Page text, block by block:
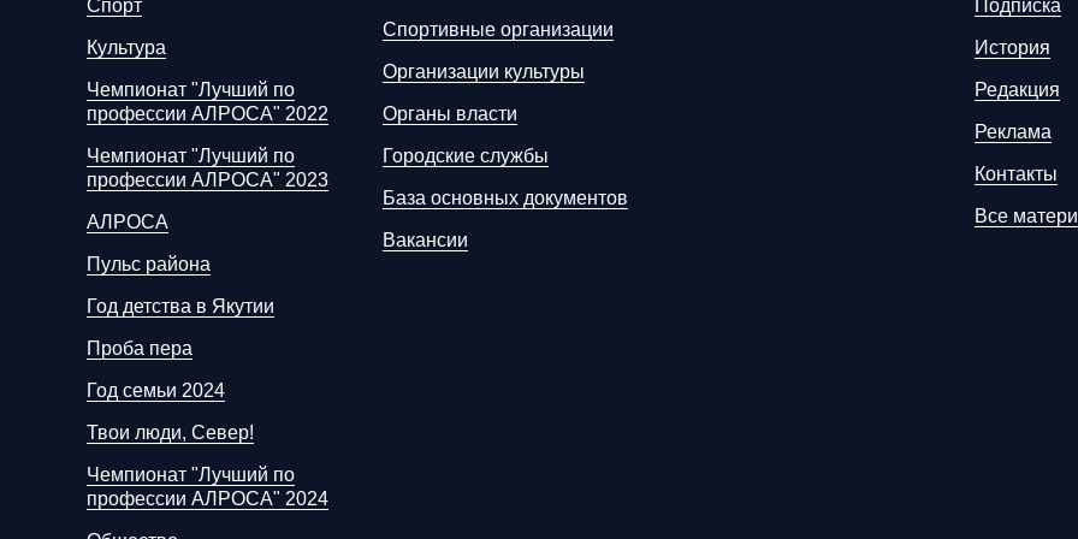
Спорт
Культура
Чемпионат "Лучший по
профессии АЛРОСА" 2022
Чемпионат "Лучший по
профессии АЛРОСА" 2023
АЛРОСА
Пульс района
Год детства в Якутии
Проба пера
Год семьи 2024
Твои люди, Север!
Чемпионат "Лучший по
профессии АЛРОСА" 2024
Спортивные организации
Организации культуры
Органы власти
Городские службы
База основных документов
Вакансии
Подписка
История
Редакция
Реклама
Контакты
Все